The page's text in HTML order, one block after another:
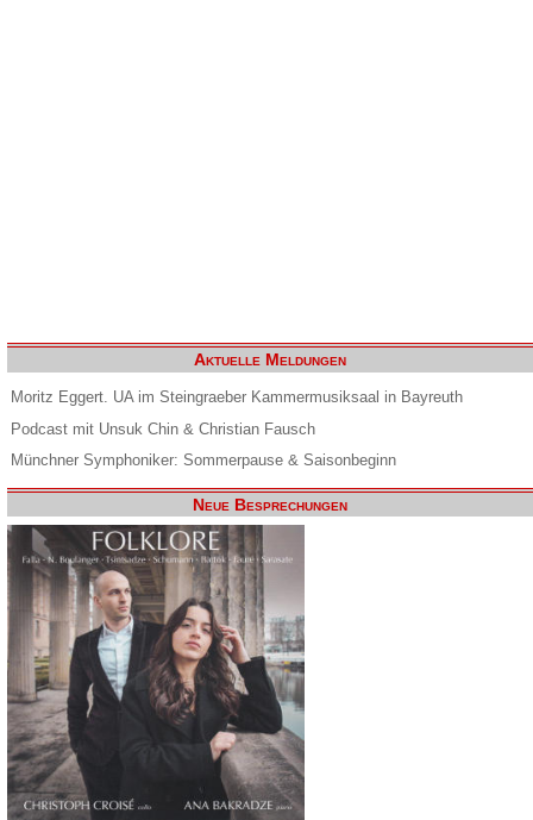
Aktuelle Meldungen
Moritz Eggert. UA im Steingraeber Kammermusiksaal in Bayreuth
Podcast mit Unsuk Chin & Christian Fausch
Münchner Symphoniker: Sommerpause & Saisonbeginn
Neue Besprechungen